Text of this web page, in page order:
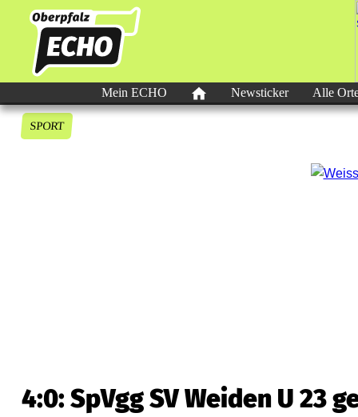
Mein ECHO Newsticker Alle
SPORT
4:0: SpVgg SV Weiden U 23